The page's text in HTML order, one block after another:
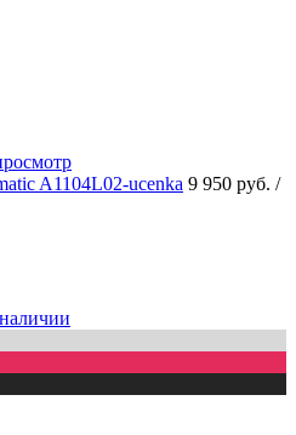
A1104L02-ucenka 9 950 руб. /